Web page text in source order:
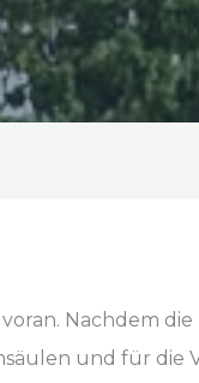
Nachdem
und für die